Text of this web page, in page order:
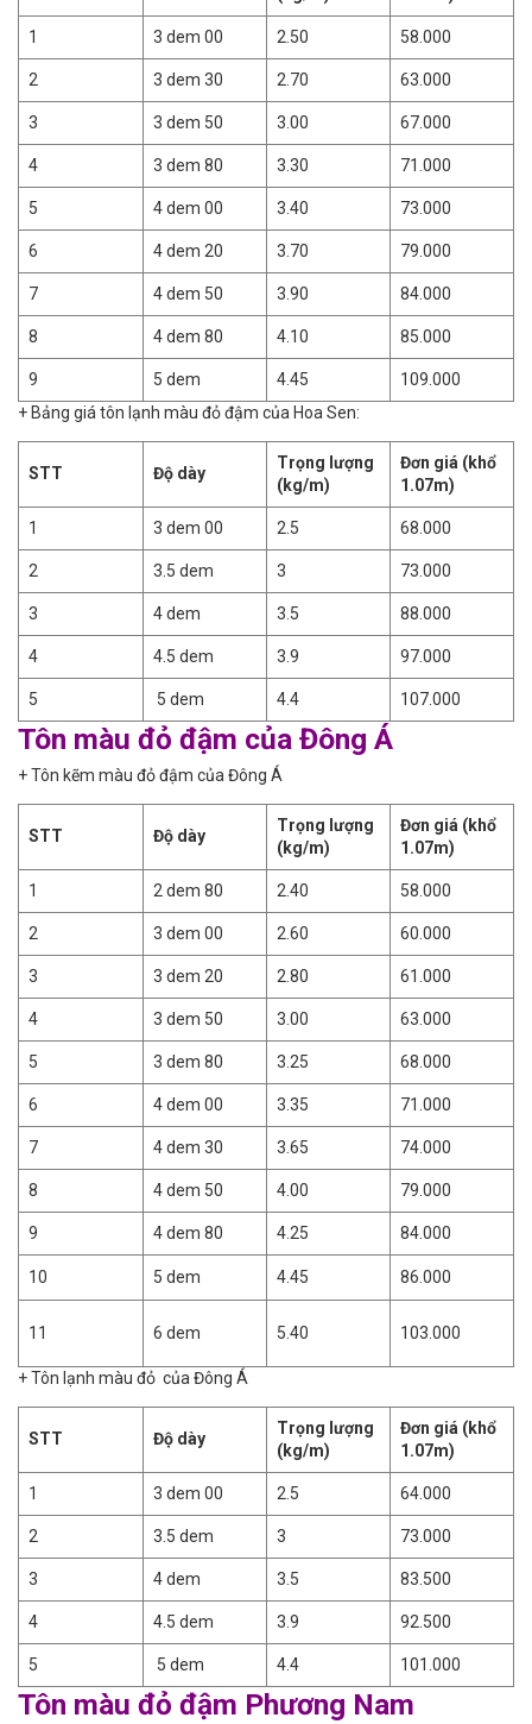
1 3 dem 00 2.50 58.000
2 3 dem 30 2.70 63.000
3 3 dem 50 3.00 67.000
4 3 dem 80 3.30 71.000
5 4 dem 00 3.40 73.000
6 4 dem 20 3.70 79.000
7 4 dem 50 3.90 84.000
8 4 dem 80 4.10 85.000
9 5 dem 4.45
109.000
+ Bảng giá tôn lạnh màu đỏ đậm của Hoa Sen:
STT Độ dày
Trọng lượng
(kg/m)
Đơn giá (khổ
1.07m)
1 3 dem 00 2.5 68.000
2 3.5 dem 3 73.000
3 4 dem 3.5 88.000
4 4.5 dem 3.9 97.000
5 5 dem 4.4 107.000
Tôn màu đỏ đậm của Đông Á
+ Tôn kẽm màu đỏ đậm của Đông Á
STT Độ dày
Trọng lượng
(kg/m)
Đơn giá (khổ
1.07m)
1 2 dem 80 2.40 58.000
2 3 dem 00 2.60 60.000
3 3 dem 20 2.80 61.000
4 3 dem 50 3.00 63.000
5 3 dem 80 3.25 68.000
6 4 dem 00 3.35 71.000
7 4 dem 30 3.65 74.000
8 4 dem 50 4.00 79.000
9 4 dem 80 4.25 84.000
10 5 dem 4.45 86.000
11 6 dem 5.40 103.000
+ Tôn lạnh màu đỏ của Đông Á
STT Độ dày
Trọng lượng
(kg/m)
Đơn giá (khổ
1.07m)
1 3 dem 00 2.5 64.000
2 3.5 dem 3 73.000
3 4 dem 3.5 83.500
4 4.5 dem 3.9 92.500
5 5 dem 4.4 101.000
Tôn màu đỏ đậm Phương Nam